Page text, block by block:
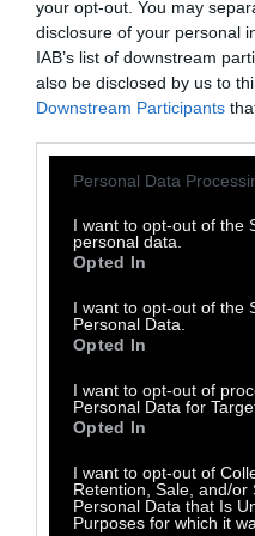
your opt-out. You may
disclosure of your personal
IAB’s list of downstream
also be disclosed by us to
Downstream Participants
Personal Data
I want to opt-out of the
personal data.
Opted In
I want to opt-out of the
Personal Data.
Opted In
I want to opt-out of
Personal Data for
Opted In
I want to opt-out of
Retention, Sale, and/or
Personal Data that Is
Purposes for which it
Το σημαντικότερο·
ζωής, συμμαθητές,
εργαζόμενους στη
τους.